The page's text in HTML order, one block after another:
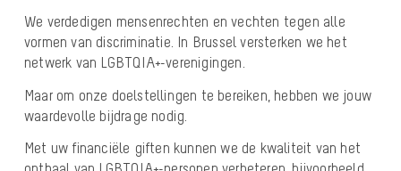
We verdedigen mensenrechten en vechten tegen alle
vormen van discriminatie. In Brussel versterken we het
netwerk van LGBTQIA+-verenigingen.
Maar om onze doelstellingen te bereiken, hebben we jouw
waardevolle bijdrage nodig.
Met uw financiële giften kunnen we de kwaliteit van het